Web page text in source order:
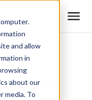
and allow
in
about our
media. To
แข่งขัน